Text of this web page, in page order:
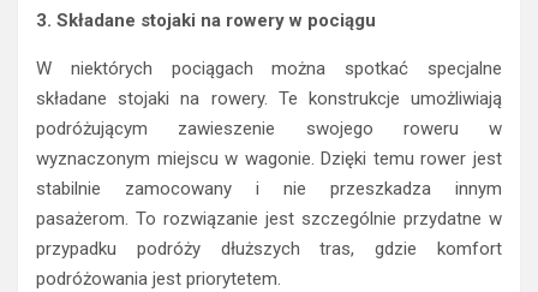
3. Składane stojaki na rowery w pociągu
W niektórych pociągach można spotkać specjalne
składane stojaki na rowery. Te konstrukcje umożliwiają
podróżującym zawieszenie swojego roweru w
wyznaczonym miejscu w wagonie. Dzięki temu rower jest
stabilnie zamocowany i nie przeszkadza innym
pasażerom. To rozwiązanie jest szczególnie przydatne w
przypadku podróży dłuższych tras, gdzie komfort
podróżowania jest priorytetem.